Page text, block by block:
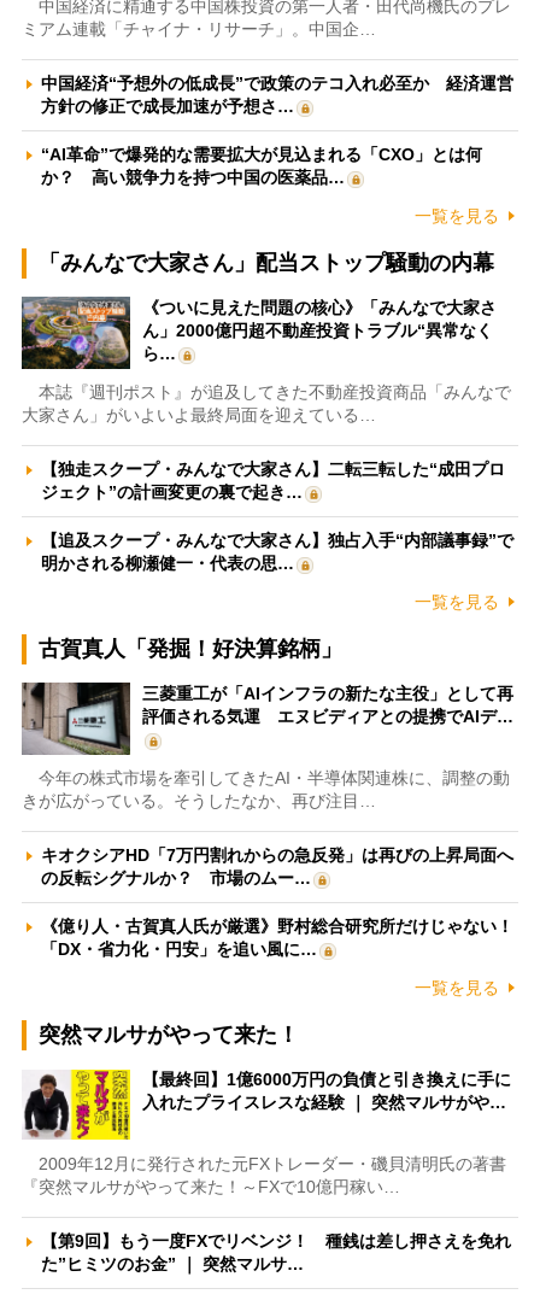
中国経済に精通する中国株投資の第一人者・田代尚機氏のプレ
ミアム連載「チャイナ・リサーチ」。中国企…
中国経済“予想外の低成長”で政策のテコ入れ必至か 経済運営
方針の修正で成長加速が予想さ…
“AI革命”で爆発的な需要拡大が見込まれる「CXO」とは何
か？ 高い競争力を持つ中国の医薬品…
一覧を見る
「みんなで大家さん」配当ストップ騒動の内幕
《ついに見えた問題の核心》「みんなで大家さ
ん」2000億円超不動産投資トラブル“異常なく
ら…
本誌『週刊ポスト』が追及してきた不動産投資商品「みんなで
大家さん」がいよいよ最終局面を迎えている…
【独走スクープ・みんなで大家さん】二転三転した“成田プロ
ジェクト”の計画変更の裏で起き…
【追及スクープ・みんなで大家さん】独占入手“内部議事録”で
明かされる柳瀬健一・代表の思…
一覧を見る
古賀真人「発掘！好決算銘柄」
三菱重工が「AIインフラの新たな主役」として再
評価される気運 エヌビディアとの提携でAIデ…
今年の株式市場を牽引してきたAI・半導体関連株に、調整の動
きが広がっている。そうしたなか、再び注目…
キオクシアHD「7万円割れからの急反発」は再びの上昇局面へ
の反転シグナルか？ 市場のムー…
《億り人・古賀真人氏が厳選》野村総合研究所だけじゃない！
「DX・省力化・円安」を追い風に…
一覧を見る
突然マルサがやって来た！
【最終回】1億6000万円の負債と引き換えに手に
入れたプライスレスな経験 ｜ 突然マルサがや…
2009年12月に発行された元FXトレーダー・磯貝清明氏の著書
『突然マルサがやって来た！～FXで10億円稼い…
【第9回】もう一度FXでリベンジ！ 種銭は差し押さえを免れ
た”ヒミツのお金” ｜ 突然マルサ…